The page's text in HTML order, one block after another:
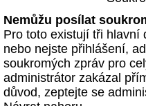
Nemůžu posílat
Pro toto existují tři hlavní
nebo nejste přihlášení,
soukromých zpráv pro
administrátor zakázal
důvod, zeptejte se